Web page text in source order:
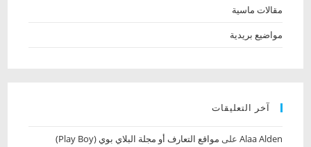
مقالات ماسية
مواضيع بريدية
آخر التعليقات
Alaa Alden‎‏ على
مواقع التعارف أو مجلة البلاي بوي (Play Boy)